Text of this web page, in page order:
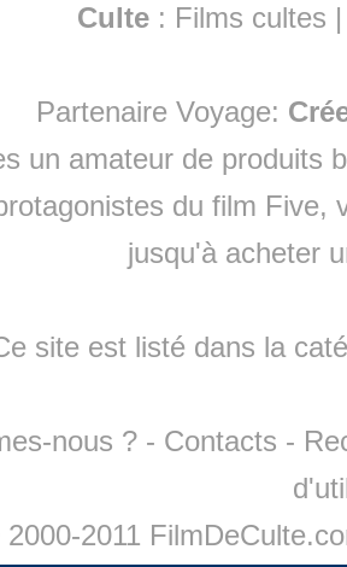
Culte : Films cultes
Partenaire Voyage:
un amateur de produits
du film Five,
jusqu'à acheter
site est listé dans la
nous ? - Contacts -
2011